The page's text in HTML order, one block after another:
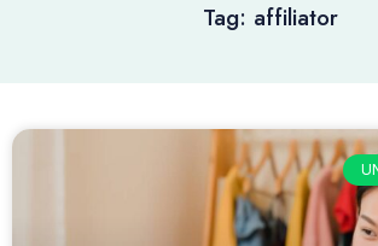
Tag: affiliator